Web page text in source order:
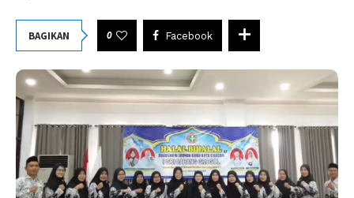
BAGIKAN 0 Facebook